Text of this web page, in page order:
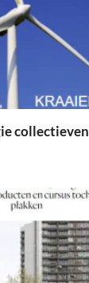
collectieven